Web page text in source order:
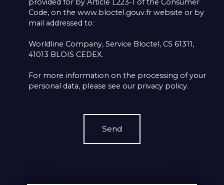
provided for by Article L223-1 of the Consumer
Code, on the www.bloctel.gouv.fr website or by
mail addressed to:
Worldline Company, Service Bloctel, CS 61311,
41013 BLOIS CEDEX.
For more information on the processing of your
personal data, please see our privacy policy.
Send